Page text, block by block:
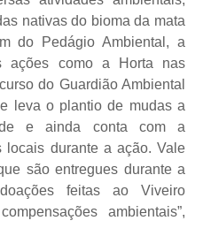
nativas do bioma da mata
do Pedágio Ambiental, a
ações como a Horta nas
do Guardião Ambiental
leva o plantio de mudas a
e ainda conta com a
locais durante a ação. Vale
são entregues durante a
feitas ao Viveiro
ambientais”,